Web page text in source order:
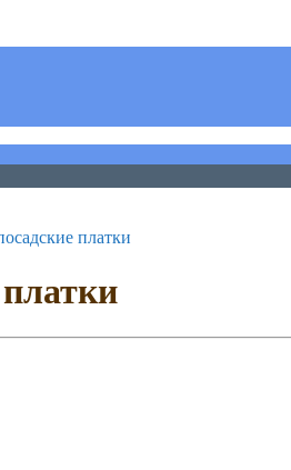
платки